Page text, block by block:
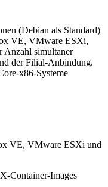
(Debian als Standard)
VE, VMware ESXi,
Anzahl simultaner
der Filial-Anbindung.
x86-Systeme
VE, VMware ESXi und
Container-Images